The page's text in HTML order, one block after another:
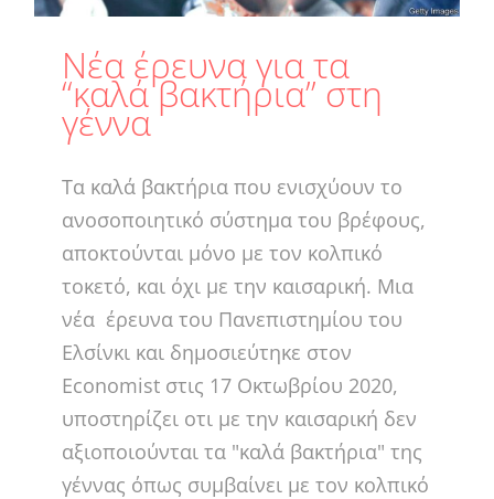
Νέα έρευνα για τα
“καλά βακτήρια” στη
γέννα
Τα καλά βακτήρια που ενισχύουν το
ανοσοποιητικό σύστημα του βρέφους,
αποκτούνται μόνο με τον κολπικό
τοκετό, και όχι με την καισαρική. Μια
νέα έρευνα του Πανεπιστημίου του
Ελσίνκι και δημοσιεύτηκε στον
Economist στις 17 Οκτωβρίου 2020,
υποστηρίζει οτι με την καισαρική δεν
αξιοποιούνται τα "καλά βακτήρια" της
γέννας όπως συμβαίνει με τον κολπικό